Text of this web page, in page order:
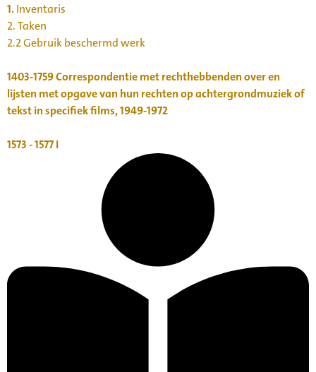
1.Inventaris
2. Taken
2.2 Gebruik beschermd werk
1403-1759Correspondentie met rechthebbenden over en
lijsten met opgave van hun rechten op achtergrondmuziek of
tekst in specifiek films, 1949-1972
1573 - 1577I